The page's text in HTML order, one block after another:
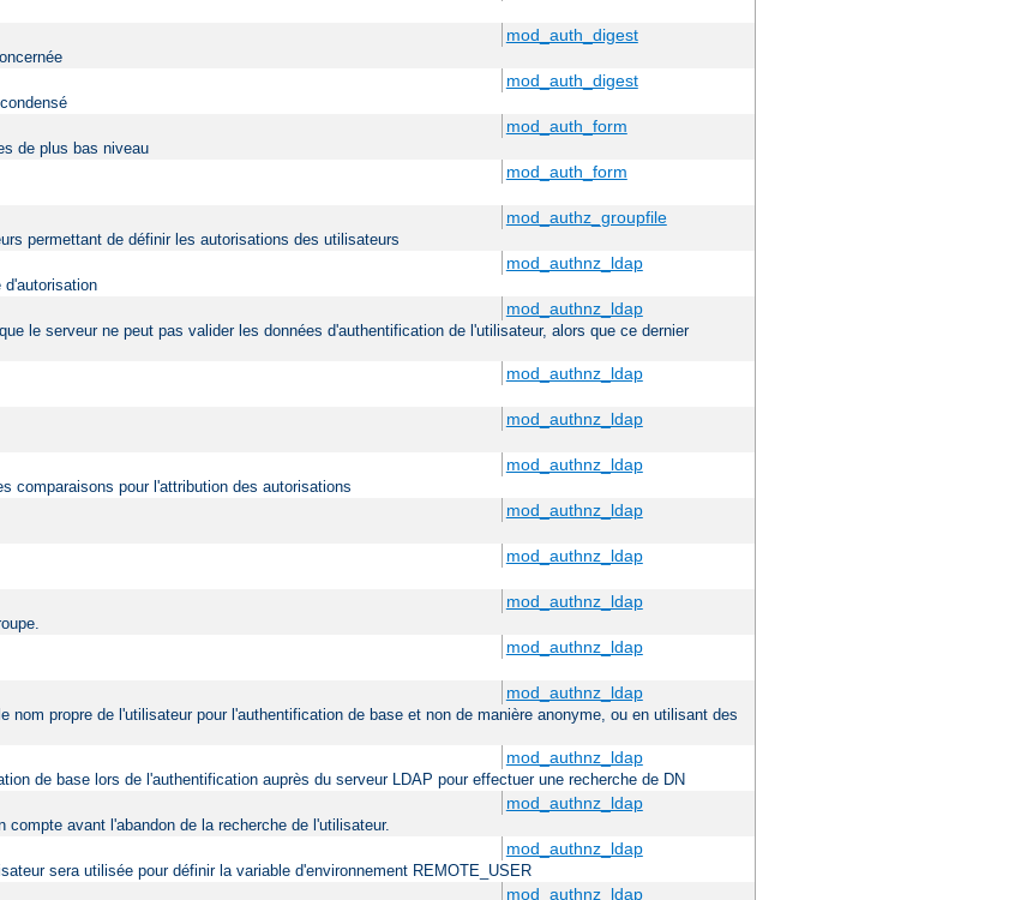
mod_auth_digest
mod_auth_digest
mod_auth_form
de plus bas niveau
mod_auth_form
mod_authz_groupfile
permettant de définir les autorisations des utilisateurs
mod_authnz_ldap
d'autorisation
mod_authnz_ldap
le serveur ne peut pas valider les données d'authentification de l'utilisateur, alors que ce dernier
mod_authnz_ldap
mod_authnz_ldap
mod_authnz_ldap
comparaisons pour l'attribution des autorisations
mod_authnz_ldap
mod_authnz_ldap
mod_authnz_ldap
mod_authnz_ldap
mod_authnz_ldap
propre de l'utilisateur pour l'authentification de base et non de manière anonyme, ou en utilisant des
mod_authnz_ldap
de base lors de l'authentification auprès du serveur LDAP pour effectuer une recherche de DN
mod_authnz_ldap
avant l'abandon de la recherche de l'utilisateur.
mod_authnz_ldap
sera utilisée pour définir la variable d'environnement REMOTE_USER
mod_authnz_ldap